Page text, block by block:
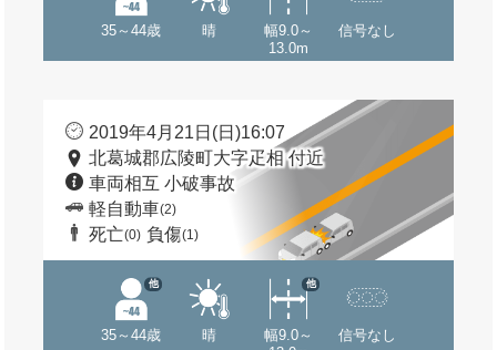
35～44歳 晴
幅9.0～
13.0m
信号なし
2019年4月21日(日)16:07
北葛城郡広陵町大字疋相 付近
車両相互 小破事故
軽自動車(2)
死亡(0) 負傷(1)
35～44歳
他
晴
幅9.0～
他
信号なし